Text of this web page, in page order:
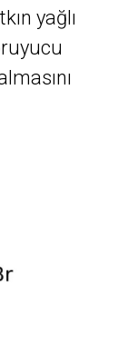
yağlı